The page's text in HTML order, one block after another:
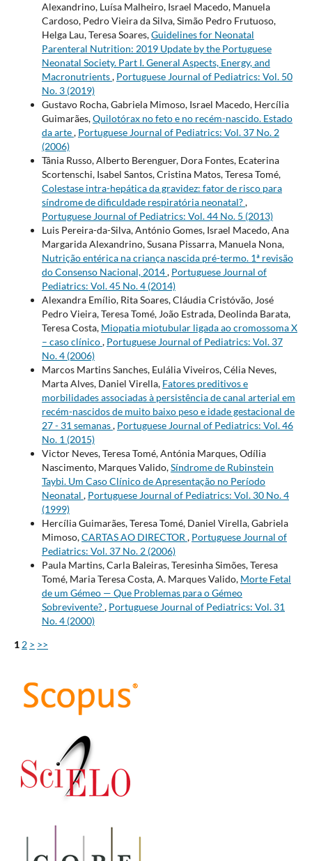
Alexandrino, Luísa Malheiro, Israel Macedo, Manuela
Cardoso, Pedro Vieira da Silva, Simão Pedro Frutuoso,
Helga Lau, Teresa Soares,Guidelines for Neonatal
Parenteral Nutrition: 2019 Update by the Portuguese
Neonatal Society. Part I. General Aspects, Energy, and
Macronutrients, Portuguese Journal of Pediatrics: Vol. 50
No. 3 (2019)
Gustavo Rocha, Gabriela Mimoso, Israel Macedo, Hercília
Guimarães,Quilotórax no feto e no recém-nascido. Estado
da arte, Portuguese Journal of Pediatrics: Vol. 37 No. 2
(2006)
Tânia Russo, Alberto Berenguer, Dora Fontes, Ecaterina
Scortenschi, Isabel Santos, Cristina Matos, Teresa Tomé,
Colestase intra-hepática da gravidez: fator de risco para
síndrome de dificuldade respiratória neonatal?,
Portuguese Journal of Pediatrics: Vol. 44 No. 5 (2013)
Luis Pereira-da-Silva, António Gomes, Israel Macedo, Ana
Margarida Alexandrino, Susana Pissarra, Manuela Nona,
Nutrição entérica na criança nascida pré-termo. 1ª revisão
do Consenso Nacional, 2014, Portuguese Journal of
Pediatrics: Vol. 45 No. 4 (2014)
Alexandra Emílio, Rita Soares, Cláudia Cristóvão, José
Pedro Vieira, Teresa Tomé, João Estrada, Deolinda Barata,
Teresa Costa, Miopatia miotubular ligada ao cromossoma X
– caso clínico, Portuguese Journal of Pediatrics: Vol. 37
No. 4 (2006)
Marcos Martins Sanches, Eulália Viveiros, Célia Neves,
Marta Alves, Daniel Virella, Fatores preditivos e
morbilidades associadas à persistência de canal arterial em
recém-nascidos de muito baixo peso e idade gestacional de
27 - 31 semanas, Portuguese Journal of Pediatrics: Vol. 46
No. 1 (2015)
Victor Neves, Teresa Tomé, Antónia Marques, Odília
Nascimento, Marques Valido,Síndrome de Rubinstein
Taybi. Um Caso Clínico de Apresentação no Período
Neonatal , Portuguese Journal of Pediatrics: Vol. 30 No. 4
(1999)
Hercília Guimarães, Teresa Tomé, Daniel Virella, Gabriela
Mimoso,CARTAS AO DIRECTOR , Portuguese Journal of
Pediatrics: Vol. 37 No. 2 (2006)
Paula Martins, Carla Baleiras, Teresinha Simões, Teresa
Tomé, Maria Teresa Costa, A. Marques Valido, Morte Fetal
de um Gémeo — Que Problemas para o Gémeo
Sobrevivente?, Portuguese Journal of Pediatrics: Vol. 31
No. 4 (2000)
1 2 > >>